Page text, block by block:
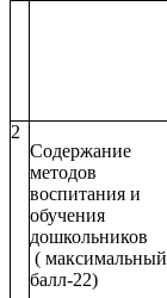
2
Содержание
методов
воспитания и
обучения
дошкольников
( максимальный
балл-22)